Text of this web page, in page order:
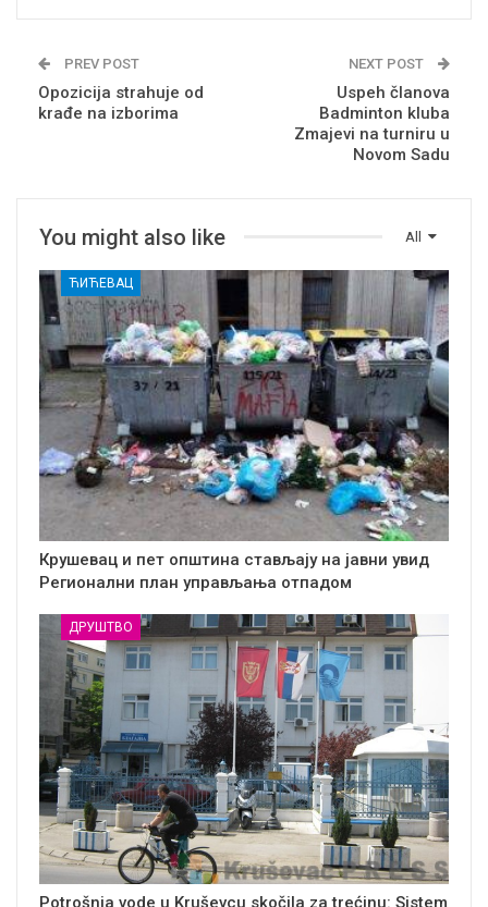
PREV POST
Opozicija strahuje od
krađe na izborima
NEXT POST
Uspeh članova
Badminton kluba
Zmajevi na turniru u
Novom Sadu
All
You might also like
ЋИЋЕВАЦ
Крушевац и пет општина стављају на јавни увид
Регионални план управљања отпадом
ДРУШТВО
Potrošnja vode u Kruševcu skočila za trećinu: Sistem